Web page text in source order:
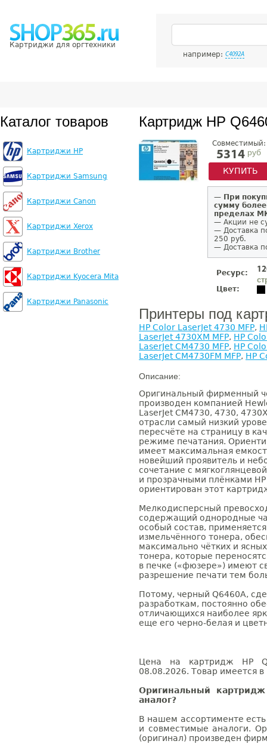
Картриджи для оргтехники
например: C4092A
Каталог товаров
Картриджи HP
Картриджи Samsung
Картриджи Canon
Картриджи Xerox
Картриджи Brother
Картриджи Kyocera Mita
Картриджи Panasonic
Картридж HP
Совместимый:
5314 руб
КУПИТЬ
— При
сумму
пределах
— Акции не
— Доставка
250 руб.
— Доставка
Ресурс:
Цвет:
Принтеры под
HP Color LaserJet 4730 MFP,
LaserJet 4730XM MFP, HP
LaserJet CM4730 MFP, HP
LaserJet CM4730FM MFP, HP
Описание:
Оригинальный фирменный
производен компанией
LaserJet CM4730, 4730,
отрасли самый низкий
пересчёте на страницу в
режиме печатания.
имеет максимальная
новейший проявитель и
сочетание с
и прозрачными плёнками
ориентирован этот
Мелкодисперсный
содержащий однородные
особый состав,
измельчённого тонера,
максимально чётких и
тонера, которые
в печке («фюзере») имеют
разрешение печати тем
Потому, черный Q6460A,
разработкам, постоянно
отличающихся наиболее
еще его черно-белая и
Цена на картридж HP
08.08.2026. Товар имеется в
Оригинальный
аналог?
В нашем ассортименте
и совместимые аналоги.
(оригинал) произведен